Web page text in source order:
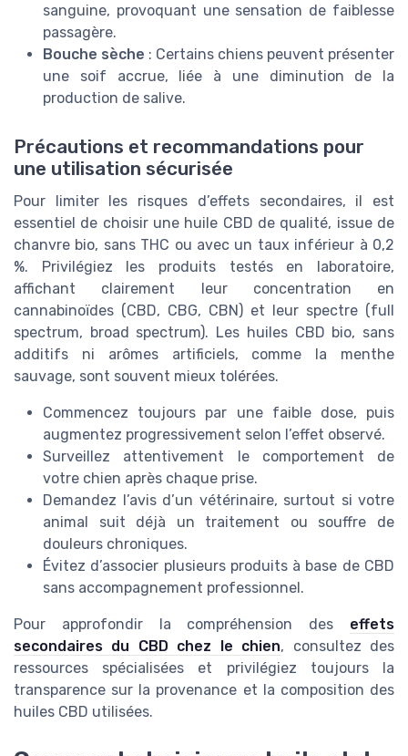
sanguine, provoquant une sensation de faiblesse
passagère.
Bouche sèche : Certains chiens peuvent présenter
une soif accrue, liée à une diminution de la
production de salive.
Précautions et recommandations pour
une utilisation sécurisée
Pour limiter les risques d’effets secondaires, il est
essentiel de choisir une huile CBD de qualité, issue de
chanvre bio, sans THC ou avec un taux inférieur à 0,2
%. Privilégiez les produits testés en laboratoire,
affichant clairement leur concentration en
cannabinoïdes (CBD, CBG, CBN) et leur spectre (full
spectrum, broad spectrum). Les huiles CBD bio, sans
additifs ni arômes artificiels, comme la menthe
sauvage, sont souvent mieux tolérées.
Commencez toujours par une faible dose, puis
augmentez progressivement selon l’effet observé.
Surveillez attentivement le comportement de
votre chien après chaque prise.
Demandez l’avis d’un vétérinaire, surtout si votre
animal suit déjà un traitement ou souffre de
douleurs chroniques.
Évitez d’associer plusieurs produits à base de CBD
sans accompagnement professionnel.
Pour approfondir la compréhension des effets
secondaires du CBD chez le chien, consultez des
ressources spécialisées et privilégiez toujours la
transparence sur la provenance et la composition des
huiles CBD utilisées.